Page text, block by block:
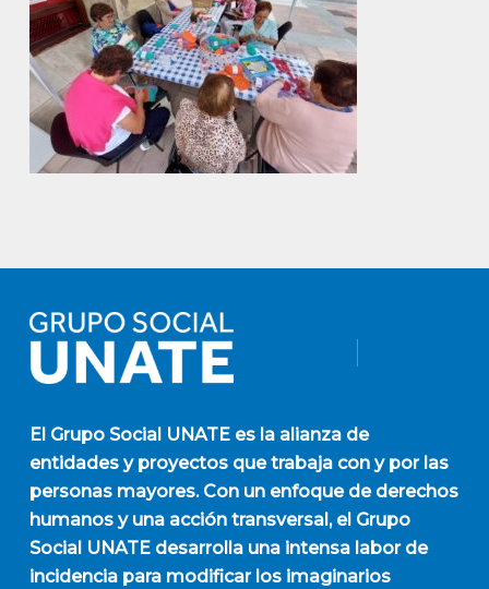
El Grupo Social UNATEes la alianza de
entidades y proyectos que trabaja con y por las
personas mayores. Con un enfoque de derechos
humanos y una acción transversal, el Grupo
Social UNATE desarrolla una intensa labor de
incidencia para modificar los imaginarios